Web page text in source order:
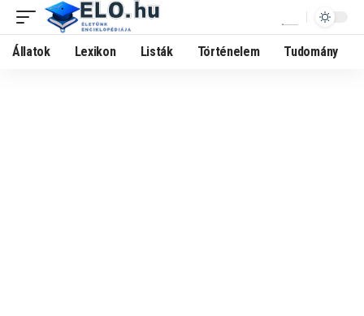
Állatok Lexikon Listák Történelem Tudomány